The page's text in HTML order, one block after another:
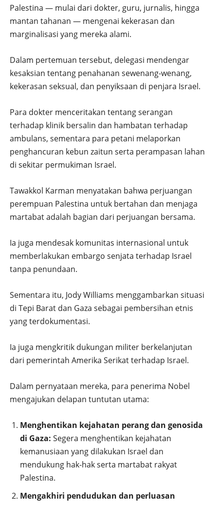
Palestina — mulai dari dokter, guru, jurnalis, hingga
mantan tahanan — mengenai kekerasan dan
marginalisasi yang mereka alami.
Dalam pertemuan tersebut, delegasi mendengar
kesaksian tentang penahanan sewenang-wenang,
kekerasan seksual, dan penyiksaan di penjara Israel.
Para dokter menceritakan tentang serangan
terhadap klinik bersalin dan hambatan terhadap
ambulans, sementara para petani melaporkan
penghancuran kebun zaitun serta perampasan lahan
di sekitar permukiman Israel.
Tawakkol Karman menyatakan bahwa perjuangan
perempuan Palestina untuk bertahan dan menjaga
martabat adalah bagian dari perjuangan bersama.
Ia juga mendesak komunitas internasional untuk
memberlakukan embargo senjata terhadap Israel
tanpa penundaan.
Sementara itu, Jody Williams menggambarkan situasi
di Tepi Barat dan Gaza sebagai pembersihan etnis
yang terdokumentasi.
Ia juga mengkritik dukungan militer berkelanjutan
dari pemerintah Amerika Serikat terhadap Israel.
Dalam pernyataan mereka, para penerima Nobel
mengajukan delapan tuntutan utama:
Menghentikan kejahatan perang dan genosida
di Gaza: Segera menghentikan kejahatan
kemanusiaan yang dilakukan Israel dan
mendukung hak-hak serta martabat rakyat
Palestina.
Mengakhiri pendudukan dan perluasan